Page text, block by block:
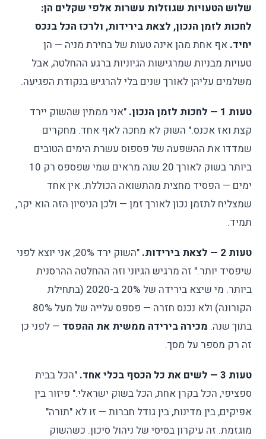
שלוש הטעויות שגוזלות עשרות אלפי שקלים הן:
לחכות לזמן הנכון, לצאת בירידות, ולרכז הכל בנכס
יחיד. אף אחת מהן אינה טעות של בחירת מניה — הן
טעויות מבניות שמרגישות הגיוניות ברגע ההחלטה, אבל
משלמים עליהן לאורך שנים בלי להרגיש בנקודת הפגיעה.
טעות 1 — לחכות לזמן הנכון.
"אני ממתין שהשוק יירד
קצת ואז אכנס." השוק לא מחכה לאף אחד. מחקרים
שמדדו את ההשפעה של פספוס עשרת הימים הטובים
ביותר בשוק לאורך 20 שנה מראים שמי שפספס רק 10
ימים — הפסיד מחצית מהתשואה הכוללת. אין אחד
שמצליח לתזמן נכון לאורך זמן — ולכן הניסיון הזה הוא יקר,
תמיד.
טעות 2 — לצאת בירידות.
"השוק ירד 20%, אני יוצא לפני
שיפסיד יותר." זה מרגיש הגיוני וזה ההחלטה ההרסנית
ביותר. מי שיצא בירידה של 20% ב-2020 (בתחילת
הקורונה) ולא נכנס חזרה — פספס עלייה של מעל 80%
בתוך שנה. מכירה בירידה ממשית את ההפסד — לפני כן
זה רק מספר על מסך.
טעות 3 — לשים את כל הכסף בכלי אחד.
"הכל בבית
ספציפי, הכל בקרן אחת, הכל בשוק ישראלי." פיזור בין
אפיקים, בין מדינות, בין גודל חברות — זו לא "תורה"
מוגזמת. זה עיקרון בסיסי של ניהול סיכון. כשהשוק